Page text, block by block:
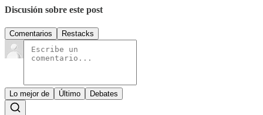
Discusión sobre este post
Comentarios Restacks
Lo mejor de Último Debates